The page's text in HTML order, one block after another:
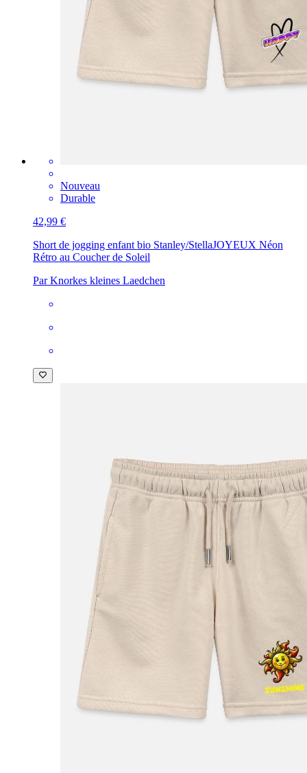
Nouveau
Durable
42,99 €
Short de jogging enfant bio Stanley/StellaJOYEUX Néon
Rétro au Coucher de Soleil
Par Knorkes kleines Laedchen